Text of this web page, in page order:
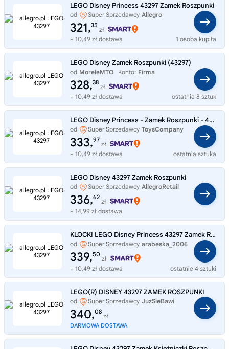
LEGO Disney Princess 43297 Zamek Roszpunki
od Super Sprzedawcy Allegro
321,35
zł
+ 10,49 zł dostawa
1 osoba kupiła
LEGO Disney Zamek Roszpunki (43297)
od MoreleMTO Konto: Firma
328,38
zł
+ 10,49 zł dostawa
ostatnie 8 sztuk
LEGO Disney Princess - Zamek Roszpunki - 43297
od Super Sprzedawcy ToysCompany
333,97
zł
+ 10,49 zł dostawa
ostatnia sztuka
LEGO Disney 43297 Zamek Roszpunki
od Super Sprzedawcy AllegroRetail
336,62
zł
+ 14,99 zł dostawa
KLOCKI LEGO Disney Princess 43297 Zamek Roszpunki
od Super Sprzedawcy arabeska_2006
339,50
zł
+ 10,49 zł dostawa
ostatnie 4 sztuki
LEGO(R) DISNEY 43297 ZAMEK ROSZPUNKI
od Super Sprzedawcy JuzSieBawi
340,08
zł
DARMOWA DOSTAWA